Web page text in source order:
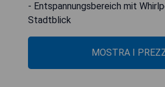
- Entspannungsbereich mit
Stadtblick
MOSTRA I